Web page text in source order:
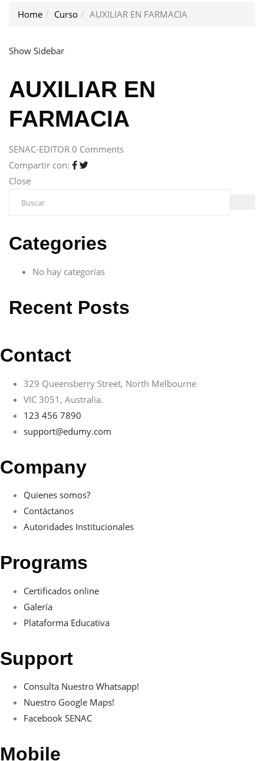
Home Curso AUXILIAR EN FARMACIA
Show Sidebar
AUXILIAR EN
FARMACIA
SENAC-EDITOR 0 Comments
Compartir con:
Close
Categories
No hay categorías
Recent Posts
Contact
329 Queensberry Street, North Melbourne
VIC 3051, Australia.
123 456 7890
support@edumy.com
Company
Quienes somos?
Contáctanos
Autoridades Institucionales
Programs
Certificados online
Galería
Plataforma Educativa
Support
Consulta Nuestro Whatsapp!
Nuestro Google Maps!
Facebook SENAC
Mobile